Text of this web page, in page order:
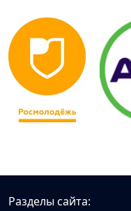
Разделы сайта: